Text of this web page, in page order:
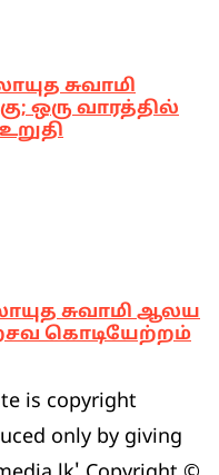
சுவாமி
ஒரு வாரத்தில்
சுவாமி ஆலய
கொடியேற்றம்
is copyright
only by giving